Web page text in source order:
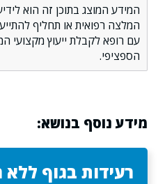
המידע המוצג בתוכן זה הוא
המלצה רפואית או תחליף
עם רופא לקבלת ייעוץ מקצועי
הספציפי.
מידע נוסף בנושא:
רעידות בגוף ללא